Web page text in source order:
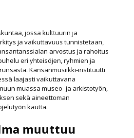
jossa kulttuurin ja
ja vaikuttavuus tunnistetaan,
arvostus ja rahoitus
eri yhteisöjen, ryhmien ja
Kansanmusiikki-instituutti
laajasti vaikuttavana
muassa museo- ja arkistotyön,
sekä aineettoman
kautta.
muuttuu